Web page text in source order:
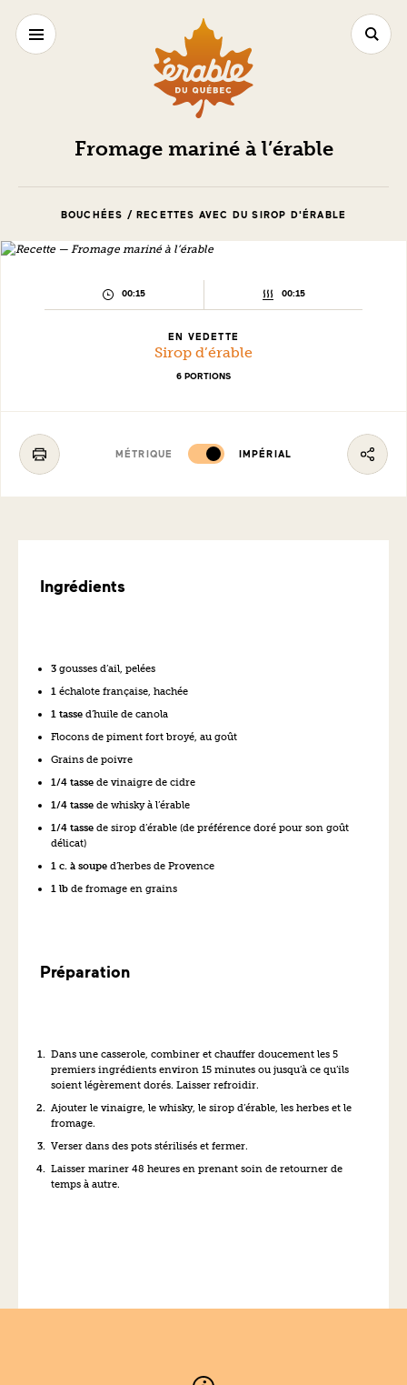
Fromage mariné à l’érable
BOUCHÉES / RECETTES AVEC DU SIROP D'ÉRABLE
TEMPS
PRÉPARATION :
00:15 TEMPS
CUISSON :
00:15
EN VEDETTE
Sirop d’érable
6 PORTIONS
MÉTRIQUE IMPÉRIAL
Ingrédients
3 gousses d’ail, pelées
1 échalote française, hachée
1 tasse d’huile de canola
Flocons de piment fort broyé, au goût
Grains de poivre
1/4 tasse de vinaigre de cidre
1/4 tasse de whisky à l’érable
1/4 tasse de sirop d’érable (de préférence doré pour son goût
délicat)
1 c. à soupe d’herbes de Provence
1 lb de fromage en grains
Préparation
Dans une casserole, combiner et chauffer doucement les 5
premiers ingrédients environ 15 minutes ou jusqu’à ce qu’ils
soient légèrement dorés. Laisser refroidir.
Ajouter le vinaigre, le whisky, le sirop d’érable, les herbes et le
fromage.
Verser dans des pots stérilisés et fermer.
Laisser mariner 48 heures en prenant soin de retourner de
temps à autre.